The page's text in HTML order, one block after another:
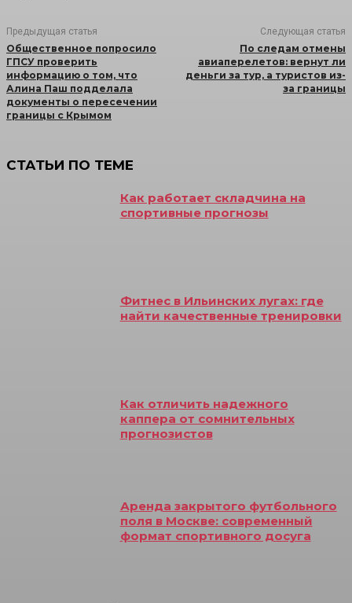
Предыдущая статья
Общественное попросило
ГПСУ проверить
информацию о том, что
Алина Паш подделала
документы о пересечении
границы с Крымом
Следующая статья
По следам отмены
авиаперелетов: вернут ли
деньги за тур, а туристов из-
за границы
СТАТЬИ ПО ТЕМЕ
Как работает складчина на
спортивные прогнозы
Фитнес в Ильинских лугах: где
найти качественные тренировки
Как отличить надежного
каппера от сомнительных
прогнозистов
Аренда закрытого футбольного
поля в Москве: современный
формат спортивного досуга